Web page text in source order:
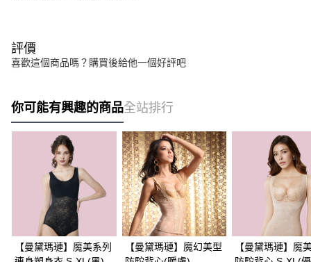
評價
喜歡這個商品嗎？購買後給他一個好評吧
你可能有興趣的商品全站排行
【曼黛瑪璉】魔美系列
【曼黛瑪璉】魔幻美型
【曼黛瑪璉】魔